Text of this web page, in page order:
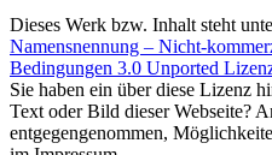
Dieses Werk bzw. Inhalt steht
Namensnennung – Nicht-
Bedingungen 3.0 Unported
Sie haben ein über diese Lizenz
Text oder Bild dieser Webseite?
entgegengenommen,